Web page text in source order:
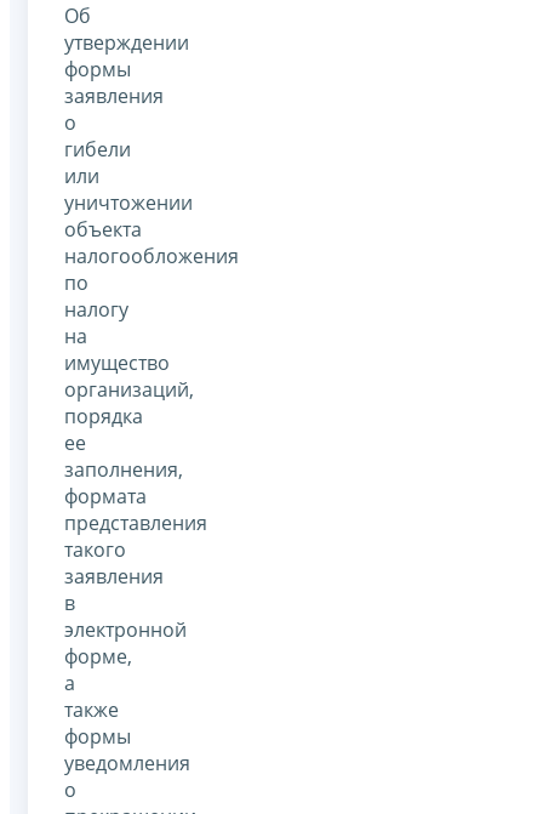
Об
утверждении
формы
заявления
о
гибели
или
уничтожении
объекта
налогообложения
по
налогу
на
имущество
организаций,
порядка
ее
заполнения,
формата
представления
такого
заявления
в
электронной
форме,
а
также
формы
уведомления
о